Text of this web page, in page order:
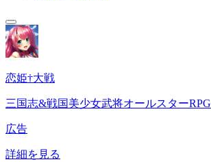
恋姫†大戦
三国志&戦国美少女武将オールスターRPG
広告
詳細を見る